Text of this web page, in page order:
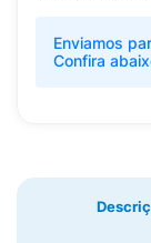
Enviamos
Confira